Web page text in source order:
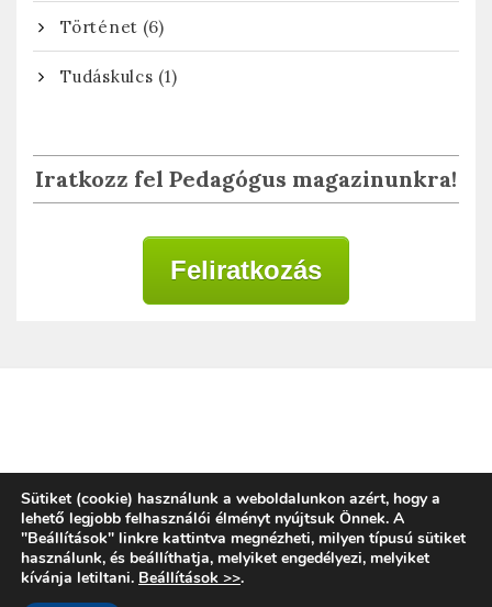
Történet (6)
Tudáskulcs (1)
Iratkozz fel Pedagógus magazinunkra!
Feliratkozás
Copyright © 2020 | Alkalmazott Oktatástan
Magyarország
Sütiket (cookie) használunk a weboldalunkon azért, hogy a
lehető legjobb felhasználói élményt nyújtsuk Önnek. A
"Beállítások" linkre kattintva megnézheti, milyen típusú sütiket
használunk, és beállíthatja, melyiket engedélyezi, melyiket
kívánja letiltani. Beállítások >>.